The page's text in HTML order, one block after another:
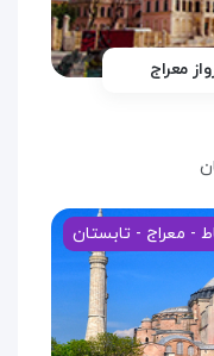
- معراج - تابستان